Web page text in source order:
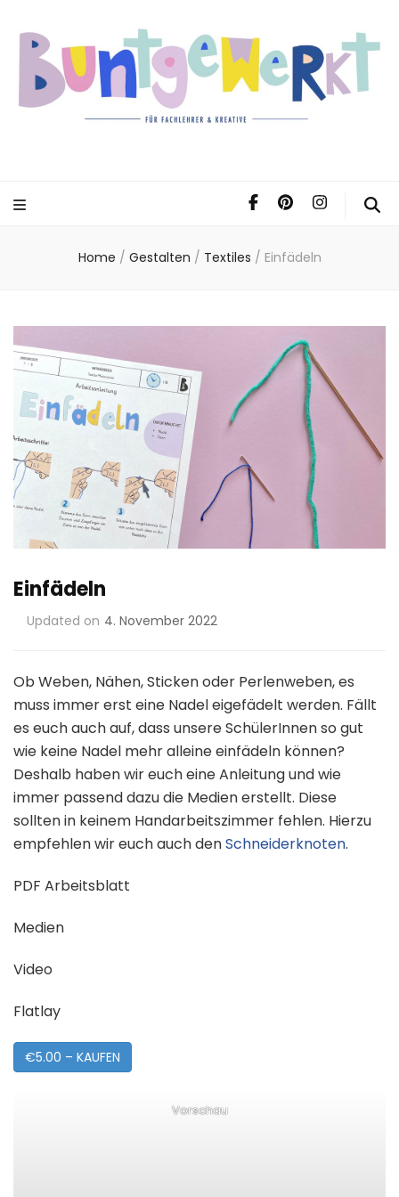
Home / Gestalten / Textiles / Einfädeln
Einfädeln
Updated on 4. November 2022
Ob Weben, Nähen, Sticken oder Perlenweben, es
muss immer erst eine Nadel eigefädelt werden. Fällt
es euch auch auf, dass unsere SchülerInnen so gut
wie keine Nadel mehr alleine einfädeln können?
Deshalb haben wir euch eine Anleitung und wie
immer passend dazu die Medien erstellt. Diese
sollten in keinem Handarbeitszimmer fehlen. Hierzu
empfehlen wir euch auch denSchneiderknoten.
PDF Arbeitsblatt
Medien
Video
Flatlay
€5.00 – KAUFEN
Vorschau